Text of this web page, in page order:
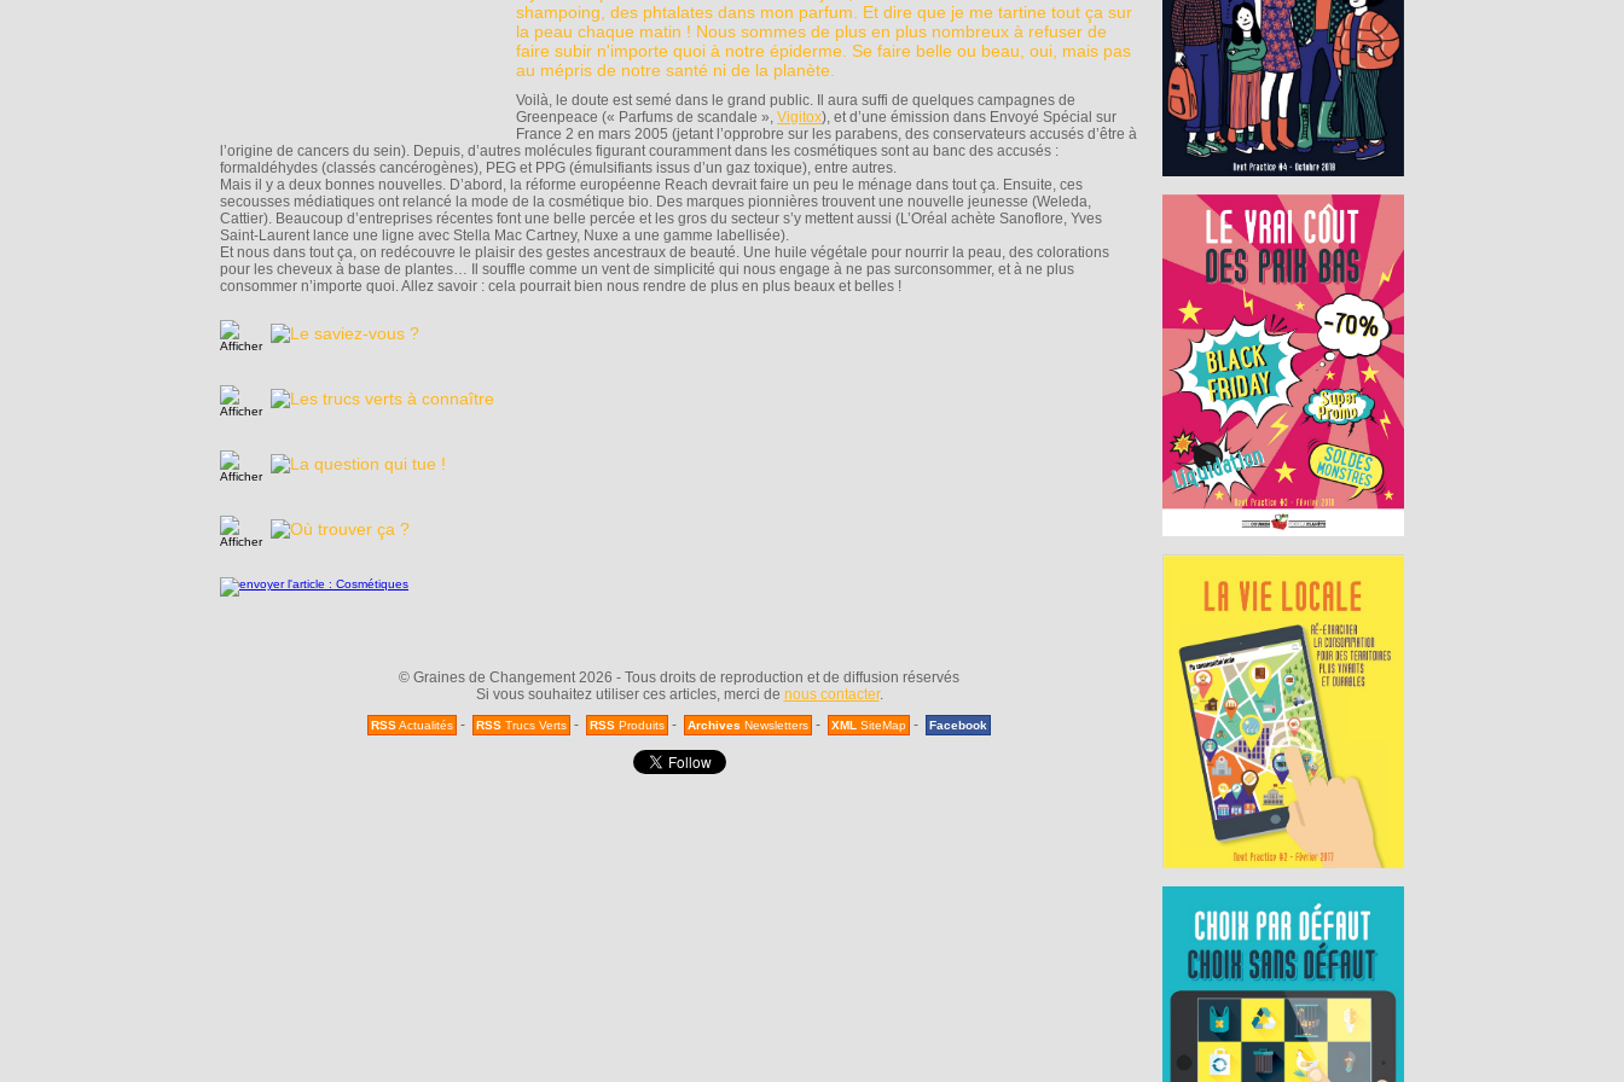
shampoing, des phtalates dans mon parfum. Et dire que je me tartine tout ça sur
la peau chaque matin ! Nous sommes de plus en plus nombreux à refuser de
faire subir n'importe quoi à notre épiderme. Se faire belle ou beau, oui, mais pas
au mépris de notre santé ni de la planète.
Voilà, le doute est semé dans le grand public. Il aura suffi de quelques campagnes de
Greenpeace (« Parfums de scandale », Vigitox), et d’une émission dans Envoyé Spécial sur
France 2 en mars 2005 (jetant l’opprobre sur les parabens, des conservateurs accusés d’être à
l’origine de cancers du sein). Depuis, d’autres molécules figurant couramment dans les cosmétiques sont au banc des accusés :
formaldéhydes (classés cancérogènes), PEG et PPG (émulsifiants issus d’un gaz toxique), entre autres.
Mais il y a deux bonnes nouvelles. D’abord, la réforme européenne Reach devrait faire un peu le ménage dans tout ça. Ensuite, ces
secousses médiatiques ont relancé la mode de la cosmétique bio. Des marques pionnières trouvent une nouvelle jeunesse (Weleda,
Cattier). Beaucoup d’entreprises récentes font une belle percée et les gros du secteur s’y mettent aussi (L’Oréal achète Sanoflore, Yves
Saint-Laurent lance une ligne avec Stella Mac Cartney, Nuxe a une gamme labellisée).
Et nous dans tout ça, on redécouvre le plaisir des gestes ancestraux de beauté. Une huile végétale pour nourrir la peau, des colorations
pour les cheveux à base de plantes… Il souffle comme un vent de simplicité qui nous engage à ne pas surconsommer, et à ne plus
consommer n’importe quoi. Allez savoir : cela pourrait bien nous rendre de plus en plus beaux et belles !
© Graines de Changement 2026 - Tous droits de reproduction et de diffusion réservés
Si vous souhaitez utiliser ces articles, merci de nous contacter.
RSSActualités - RSS Trucs Verts - RSS Produits - Archives Newsletters - XML SiteMap - Facebook